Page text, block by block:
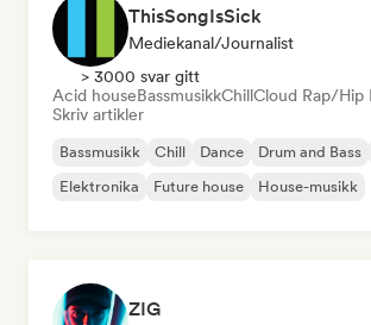
ThisSongIsSick
Mediekanal/journalist
> 3000 svar gitt
Acid houseBassmusikkChillCloud Rap/Hip
Skriv artikler
Bassmusikk Chill Dance Drum and Bass
Elektronika
Future house House-musikk
ZIG